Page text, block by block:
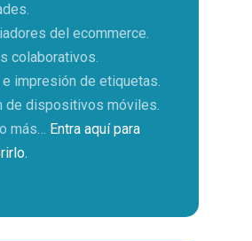
del ecommerce.
colaborativos.
e impresión de etiquetas.
de dispositivos móviles.
más… Entra aquí para